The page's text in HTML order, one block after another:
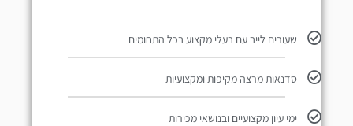
שעורים לייב עם בעלי מקצוע בכל התחומים
סדנאות מרצה מקיפות ומקצועיות
ימי עיון מקצועיים ובנושאי מכירות